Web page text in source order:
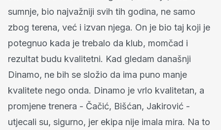
sumnje, bio najvažniji svih tih godina, ne samo
zbog terena, već i izvan njega. On je bio taj koji je
potegnuo kada je trebalo da klub, momčad i
rezultat budu kvalitetni. Kad gledam današnji
Dinamo, ne bih se složio da ima puno manje
kvalitete nego onda. Dinamo je vrlo kvalitetan, a
promjene trenera - Čačić, Bišćan, Jakirović -
utjecali su, sigurno, jer ekipa nije imala mira. Na to